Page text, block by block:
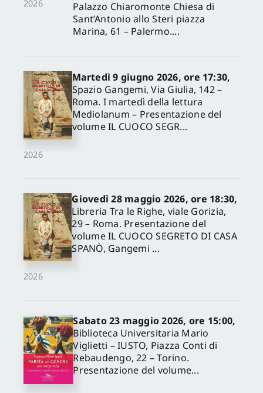
2026
Palazzo Chiaromonte Chiesa di
Sant’Antonio allo Steri piazza
Marina, 61 – Palermo....
2026
Martedì 9 giugno 2026, ore 17:30,
Spazio Gangemi, Via Giulia, 142 –
Roma. I martedì della lettura
Mediolanum – Presentazione del
volume IL CUOCO SEGR...
2026
Giovedì 28 maggio 2026, ore 18:30,
Libreria Tra le Righe, viale Gorizia,
29 – Roma. Presentazione del
volume IL CUOCO SEGRETO DI CASA
SPANÒ, Gangemi ...
Sabato 23 maggio 2026, ore 15:00,
Biblioteca Universitaria Mario
Viglietti – IUSTO, Piazza Conti di
Rebaudengo, 22 – Torino.
Presentazione del volume...